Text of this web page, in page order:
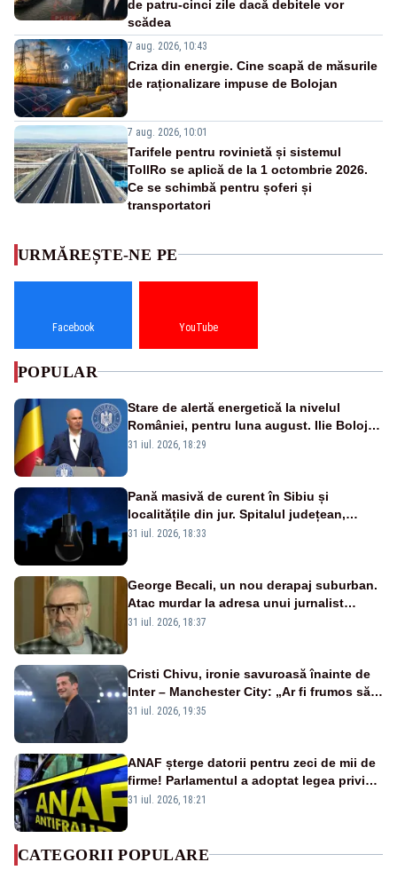
de patru-cinci zile dacă debitele vor
scădea
7 aug. 2026, 10:43
Criza din energie. Cine scapă de măsurile
de raționalizare impuse de Bolojan
7 aug. 2026, 10:01
Tarifele pentru rovinietă și sistemul
TollRo se aplică de la 1 octombrie 2026.
Ce se schimbă pentru șoferi și
transportatori
URMĂREȘTE-NE PE
Facebook YouTube
POPULAR
Stare de alertă energetică la nivelul
României, pentru luna august. Ilie Bolojan
a anunțat importuri și posibile restricții –
31 iul. 2026, 18:29
Pană masivă de curent în Sibiu și
localitățile din jur. Spitalul județean,
semafoarele, rețelele de telefonie, grav
31 iul. 2026, 18:33
George Becali, un nou derapaj suburban.
Atac murdar la adresa unui jurnalist
sportiv – AUDIO
31 iul. 2026, 18:37
Cristi Chivu, ironie savuroasă înainte de
Inter – Manchester City: „Ar fi frumos să
mai cumpărați și de la noi”
31 iul. 2026, 19:35
ANAF șterge datorii pentru zeci de mii de
firme! Parlamentul a adoptat legea privind
amnistia fiscală
31 iul. 2026, 18:21
CATEGORII POPULARE